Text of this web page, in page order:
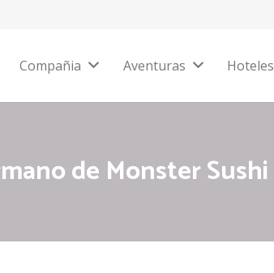
Compañia Aventuras Hoteles
de Monster Sushi